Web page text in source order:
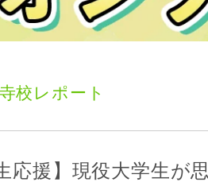
校 レポート
応援】現役大学生が